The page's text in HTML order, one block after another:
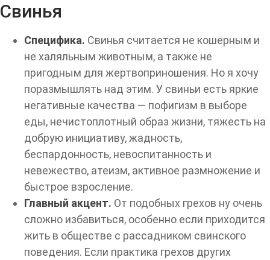
Свинья
Специфика. Свинья считается не кошерным и
не халяльным животным, а также не
пригодным для жертвоприношения. Но я хочу
поразмышлять над этим. У свиньи есть яркие
негативные качества — пофигизм в выборе
еды, нечистоплотный образ жизни, тяжесть на
добрую инициативу, жадность,
беспардонность, невоспитанность и
невежество, атеизм, активное размножение и
быстрое взросление.
Главный акцент. От подобных грехов ну очень
сложно избавиться, особенно если приходится
жить в обществе с рассадником свинского
поведения. Если практика грехов других